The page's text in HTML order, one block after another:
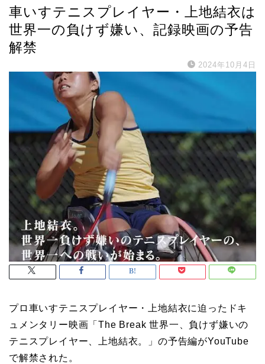
車いすテニスプレイヤー・上地結衣は
世界一の負けず嫌い、記録映画の予告
解禁
2024年10月4日
プロ車いすテニスプレイヤー・
上地結衣に迫ったドキ
ュメンタリー映画「The Break 世界一、負けず嫌いの
テニスプレイヤー、上地結衣。」の予告編がYouTube
で解禁された。